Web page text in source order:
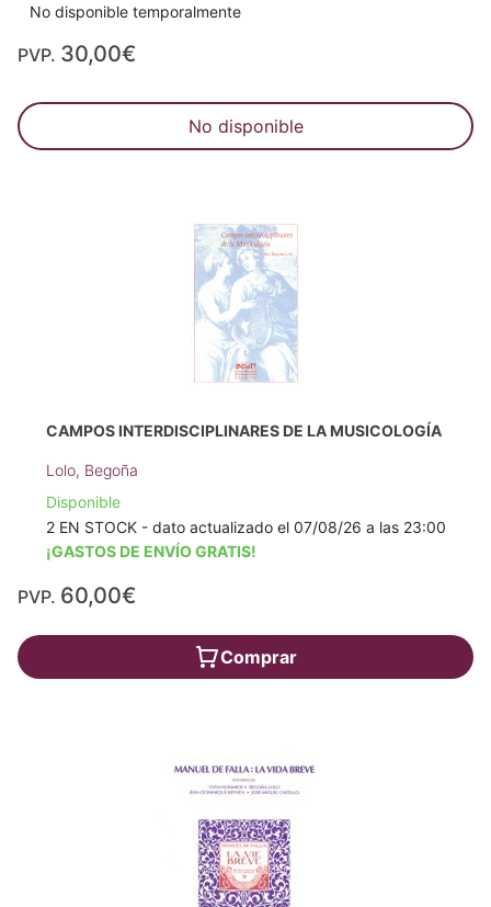
No disponible temporalmente
PVP. 30,00€
No disponible
CAMPOS INTERDISCIPLINARES DE LA MUSICOLOGÍA
Lolo, Begoña
Disponible
2 EN STOCK - dato actualizado el 07/08/26 a las 23:00
¡GASTOS DE ENVÍO GRATIS!
PVP. 60,00€
Comprar